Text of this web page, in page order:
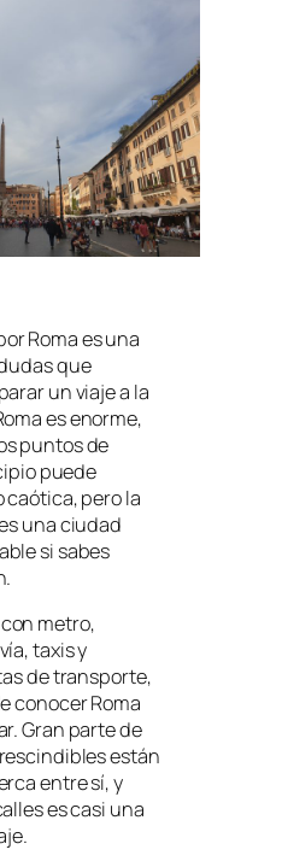
Roma es una
que
un viaje a la
es enorme,
puntos de
puede
caótica, pero la
una ciudad
si sabes
metro,
taxis y
de transporte,
conocer Roma
Gran parte de
están
entre sí, y
es casi una